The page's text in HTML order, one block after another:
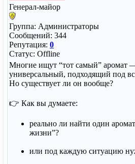
Генерал-майор
Группа: Администраторы
Сообщений: 344
Репутация: 0
Статус: Offline
Многие ищут “тот самый” аромат
универсальный, подходящий под
Но существует ли он вообще?
👉 Как вы думаете:
реально ли найти один
жизни”?
или под каждую ситуацию